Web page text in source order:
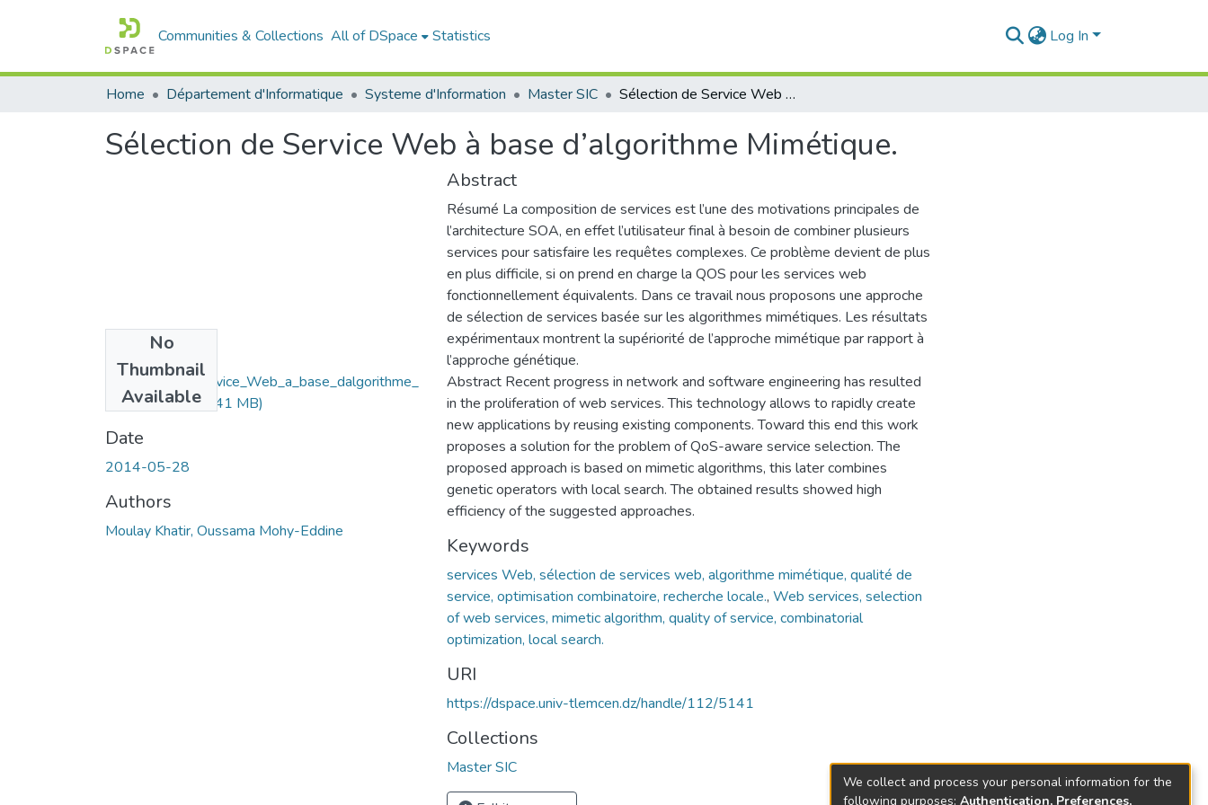
Communities & Collections All of DSpace Statistics Log In
Home Département d'Informatique Systeme d'Information Master SIC Sélection de Service Web à base d’algorithme Mimétique.
Sélection de Service Web à base d’algorithme Mimétique.
No
Thumbnail
Available
Selection_de_Service_Web_a_base_dalgorithme_
Mimetique.pdf(1.41 MB)
Date
2014-05-28
Authors
Moulay Khatir, Oussama Mohy-Eddine
Abstract
Résumé La composition de services est l’une des motivations principales de
l’architecture SOA, en effet l’utilisateur final à besoin de combiner plusieurs
services pour satisfaire les requêtes complexes. Ce problème devient de plus
en plus difficile, si on prend en charge la QOS pour les services web
fonctionnellement équivalents. Dans ce travail nous proposons une approche
de sélection de services basée sur les algorithmes mimétiques. Les résultats
expérimentaux montrent la supériorité de l’approche mimétique par rapport à
l’approche génétique.
Abstract Recent progress in network and software engineering has resulted
in the proliferation of web services. This technology allows to rapidly create
new applications by reusing existing components. Toward this end this work
proposes a solution for the problem of QoS-aware service selection. The
proposed approach is based on mimetic algorithms, this later combines
genetic operators with local search. The obtained results showed high
efficiency of the suggested approaches.
Keywords
services Web, sélection de services web, algorithme mimétique, qualité de
service, optimisation combinatoire, recherche locale., Web services, selection
of web services, mimetic algorithm, quality of service, combinatorial
optimization, local search.
URI
https://dspace.univ-tlemcen.dz/handle/112/5141
Collections
Master SIC
We collect and process your personal information for the
following purposes: Authentication, Preferences,